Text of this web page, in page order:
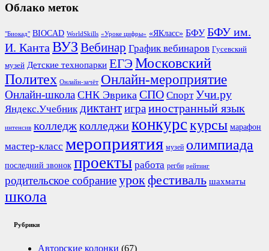
Облако меток
"Биокад" BIOCAD WorldSkills «Уроке цифры» «ЯКласс» БФУ БФУ им.
И. КантаВУЗ Вебинар График вебинаров Гусевский
музей Детские технопарки ЕГЭ Московский
Политех Онлайн-зачёт Онлайн-мероприятие
Онлайн-школа СНК Эврика СПО Спорт Учи.ру
Яндекс.Учебник диктантиграиностранный язык
интенсив колледжколледжиконкурскурсы марафон
мастер-класс мероприятия музей олимпиада
последний звонок проекты работа регби рейтинг
родительское собраниеурокфестиваль шахматы
школа
Рубрики
Авторские колонки (67)